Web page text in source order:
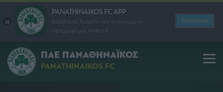
PANATHINAIKOS FC APP
Κατεβάστε δωρεάν την ανανεωμένη
εφαρμογή για Android
Download
ΠΑΕ ΠΑΝΑΘΗΝΑΪΚΟΣ
PANATHINAIKOS FC